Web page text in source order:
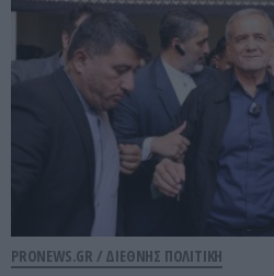
PRONEWS.GR / ΔΙΕΘΝΗΣ ΠΟΛΙΤΙΚΗ